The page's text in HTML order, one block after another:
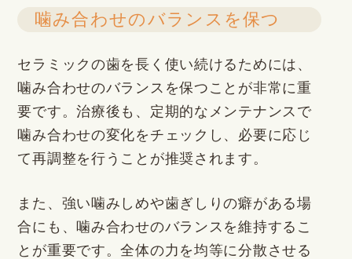
噛み合わせのバランスを保つ
セラミックの歯を長く使い続けるためには、
噛み合わせのバランスを保つことが非常に重
要です。治療後も、定期的なメンテナンスで
噛み合わせの変化をチェックし、必要に応じ
て再調整を行うことが推奨されます。
また、強い噛みしめや歯ぎしりの癖がある場
合にも、噛み合わせのバランスを維持するこ
とが重要です。全体の力を均等に分散させる